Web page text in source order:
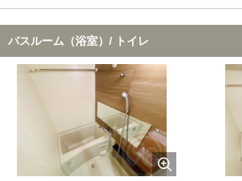
バスルーム（浴室）/ トイレ